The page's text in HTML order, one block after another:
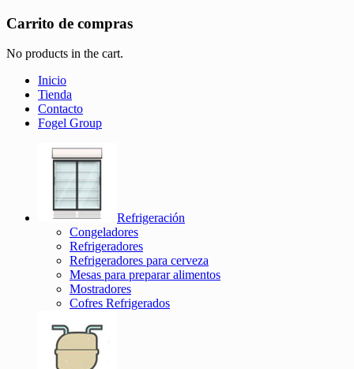
Carrito de compras
No products in the cart.
Inicio
Tienda
Contacto
Fogel Group
Refrigeración
Congeladores
Refrigeradores
Refrigeradores para cerveza
Mesas para preparar alimentos
Mostradores
Cofres Refrigerados